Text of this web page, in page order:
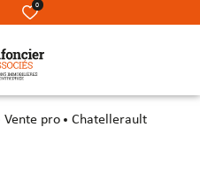
0
Vente pro
Chatellerault